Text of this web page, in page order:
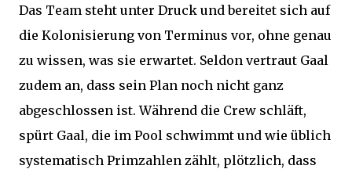
Das Team steht unter Druck und bereitet sich auf
die Kolonisierung von Terminus vor, ohne genau
zu wissen, was sie erwartet. Seldon vertraut Gaal
zudem an, dass sein Plan noch nicht ganz
abgeschlossen ist. Während die Crew schläft,
spürt Gaal, die im Pool schwimmt und wie üblich
systematisch Primzahlen zählt, plötzlich, dass